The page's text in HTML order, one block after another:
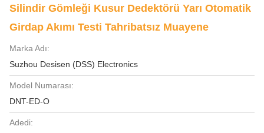
Silindir Gömleği Kusur Dedektörü Yarı Otomatik
Girdap Akımı Testi Tahribatsız Muayene
Marka Adı:
Suzhou Desisen (DSS) Electronics
Model Numarası:
DNT-ED-O
Adedi: